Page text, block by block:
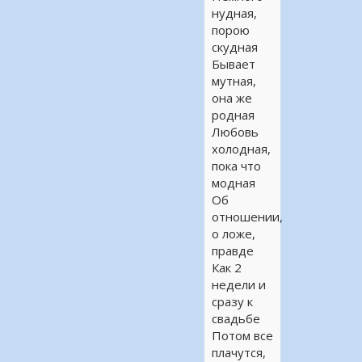
нудная,
порою
скудная
Бывает
мутная,
она же
родная
Любовь
холодная,
пока что
модная
Об
отношении,
о ложе,
правде
Как 2
недели и
сразу к
свадьбе
Потом все
плачутся,